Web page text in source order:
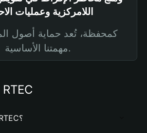
اللامركزية وعمليات
كمحفظة، تُعد حماية أصول
مهمتنا الأساسية.
حول محفظة RTEC
ما هي محفظة RTEC؟